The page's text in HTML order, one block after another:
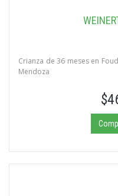
Crianza de 36 meses en
Mendoza